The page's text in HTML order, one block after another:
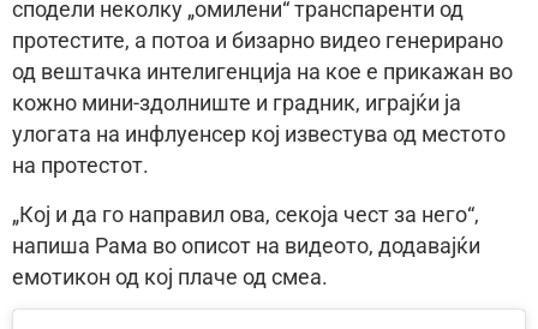
сподели неколку „омилени“ транспаренти од
протестите, а потоа и бизарно видео генерирано
од вештачка интелигенција на кое е прикажан во
кожно мини-здолниште и градник, играјќи ја
улогата на инфлуенсер кој известува од местото
на протестот.
„Кој и да го направил ова, секоја чест за него“,
напиша Рама во описот на видеото, додавајќи
емотикон од кој плаче од смеа.